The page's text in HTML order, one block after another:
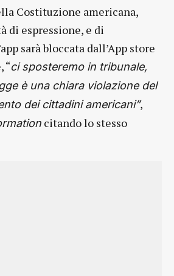
Costituzione americana,
di espressione, e di
sarà bloccata dall’App store
“ci sposteremo in tribunale,
è una chiara violazione del
dei cittadini americani”,
citando lo stesso